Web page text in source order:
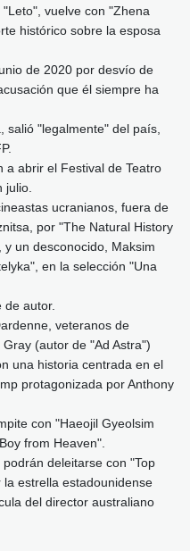
vuelve con "Zhena
histórico sobre la esposa
de 2020 por desvío de
que él siempre ha
salió "legalmente" del país,
a abrir el Festival de Teatro
julio.
ucranianos, fuera de
por "The Natural History
un desconocido, Maksim
en la selección "Una
autor.
veteranos de
(autor de "Ad Astra")
una historia centrada en el
protagonizada por Anthony
con "Haeojil Gyeolsim
from Heaven".
deleitarse con "Top
estrella estadounidense
del director australiano